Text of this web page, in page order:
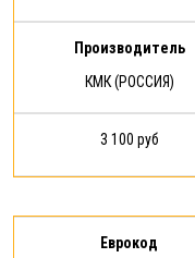
Производитель
КМК (РОССИЯ)
3 100 руб
Еврокод